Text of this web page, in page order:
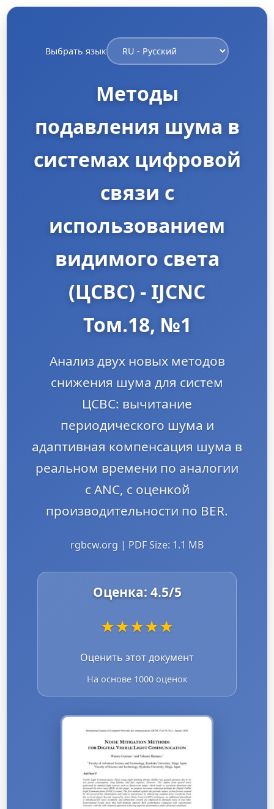
Выбрать язык
Методы
подавления шума в
системах цифровой
связи с
использованием
видимого света
(ЦСВС) - IJCNC
Том.18, №1
Анализ двух новых методов
снижения шума для систем
ЦСВС: вычитание
периодического шума и
адаптивная компенсация шума в
реальном времени по аналогии
с ANC, с оценкой
производительности по BER.
rgbcw.org | PDF Size: 1.1 MB
Оценка: 4.5/5
★★★★★
Оценить этот документ
На основе 1000 оценок